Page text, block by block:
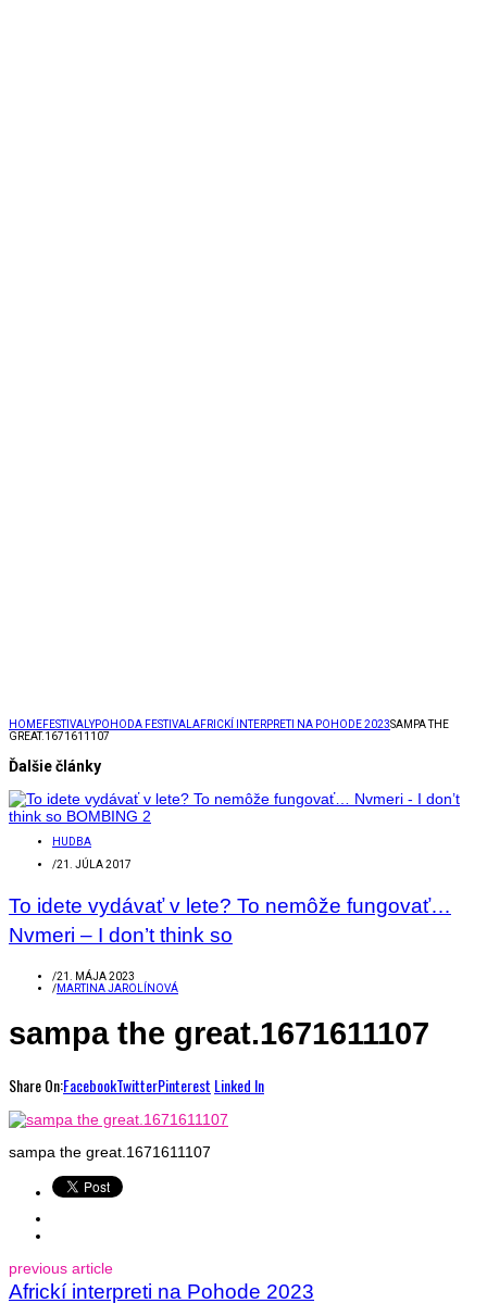
HOMEFESTIVALYPOHODA FESTIVAL AFRICKÍ INTERPRETI NA POHODE 2023SAMPA THE
GREAT.1671611107
Ďalšie články
HUDBA
/21. JÚLA 2017
To idete vydávať v lete? To nemôže fungovať…
Nvmeri – I don’t think so
/21. MÁJA 2023
/MARTINA JAROLÍNOVÁ
sampa the great.1671611107
Share On:FacebookTwitterPinterest Linked In
sampa the great.1671611107
previous article
Africkí interpreti na Pohode 2023